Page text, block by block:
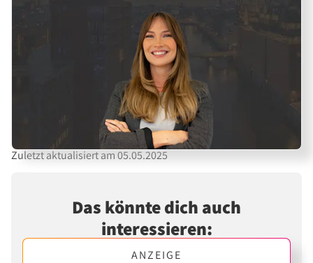
Zuletzt aktualisiert am 05.05.2025
Das könnte dich auch
interessieren:
ANZEIGE